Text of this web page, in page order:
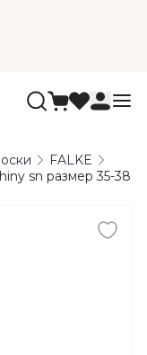
FALKE
sn размер 35-38